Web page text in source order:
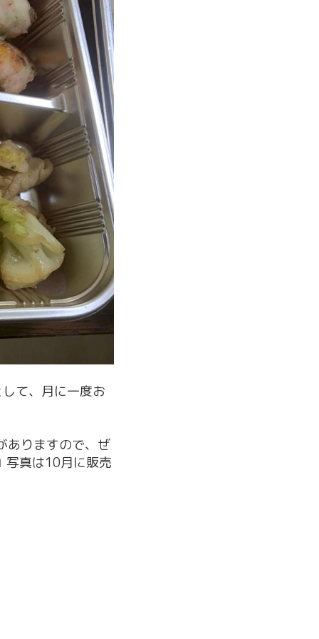
て、月に一度お
ありますので、ぜ
写真は10月に販売